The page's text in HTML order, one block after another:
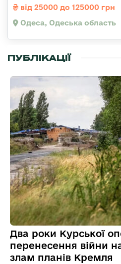
від 25000 до 125000 грн
Одеса, Одеська область
ПУБЛІКАЦІЇ
Два роки Курської
перенесення війни
злам планів Кремля